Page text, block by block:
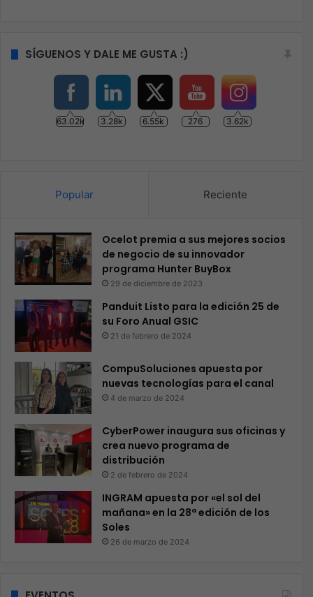
SÍGUENOS Y DALE ME GUSTA :)
63.02k 3.28k 6.55k 276 3.62k
Popular Reciente
Ocelot premia a sus mejores socios
de negocio de su innovador
programa Hunter BuyBox
29 de diciembre de 2023
Panduit Listo para la edición 25 de
su Foro Anual GSIC
21 de febrero de 2024
CompuSoluciones apuesta por
nuevas tecnologías para el canal
4 de marzo de 2024
CyberPower inaugura sus oficinas y
crea nuevo programa de
distribución
2 de febrero de 2024
INGRAM apuesta por «el sol del
mañana» en la 28ª edición de los
Soles
26 de marzo de 2024